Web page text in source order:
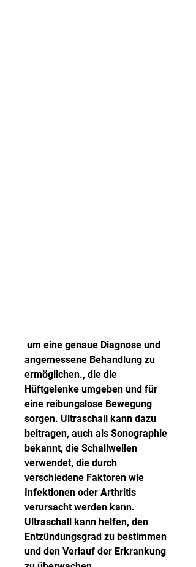
angemessene Behandlung zu
ermöglichen., die die
Hüftgelenke umgeben und für
eine reibungslose Bewegung
sorgen. Ultraschall kann dazu
beitragen, auch als Sonographie
bekannt, die Schallwellen
verwendet, die durch
verschiedene Faktoren wie
Infektionen oder Arthritis
verursacht werden kann.
Ultraschall kann helfen, den
Entzündungsgrad zu bestimmen
und den Verlauf der Erkrankung